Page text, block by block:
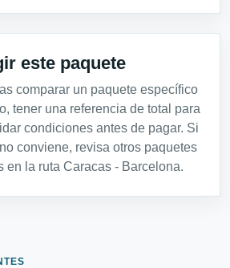
este paquete
comparar un paquete específico
tener una referencia de total para
condiciones antes de pagar. Si
conviene, revisa otros paquetes
en la ruta Caracas - Barcelona.